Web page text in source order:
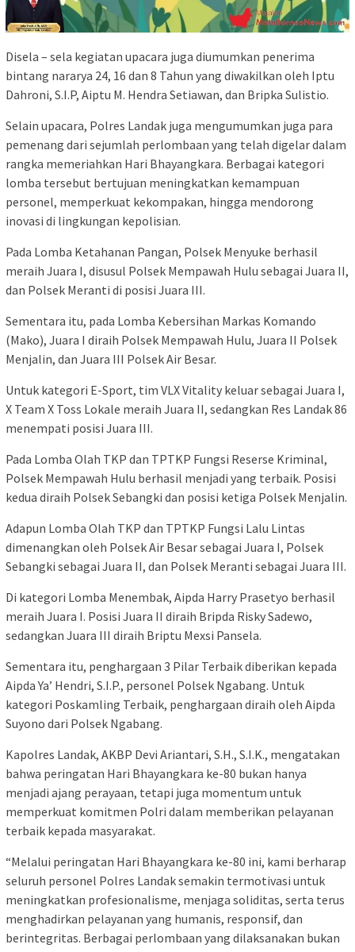
Disela – sela kegiatan upacara juga diumumkan penerima
bintang nararya 24, 16 dan 8 Tahun yang diwakilkan oleh Iptu
Dahroni, S.I.P, Aiptu M. Hendra Setiawan, dan Bripka Sulistio.
Selain upacara, Polres Landak juga mengumumkan juga para
pemenang dari sejumlah perlombaan yang telah digelar dalam
rangka memeriahkan Hari Bhayangkara. Berbagai kategori
lomba tersebut bertujuan meningkatkan kemampuan
personel, memperkuat kekompakan, hingga mendorong
inovasi di lingkungan kepolisian.
Pada Lomba Ketahanan Pangan, Polsek Menyuke berhasil
meraih Juara I, disusul Polsek Mempawah Hulu sebagai Juara II,
dan Polsek Meranti di posisi Juara III.
Sementara itu, pada Lomba Kebersihan Markas Komando
(Mako), Juara I diraih Polsek Mempawah Hulu, Juara II Polsek
Menjalin, dan Juara III Polsek Air Besar.
Untuk kategori E-Sport, tim VLX Vitality keluar sebagai Juara I,
X Team X Toss Lokale meraih Juara II, sedangkan Res Landak 86
menempati posisi Juara III.
Pada Lomba Olah TKP dan TPTKP Fungsi Reserse Kriminal,
Polsek Mempawah Hulu berhasil menjadi yang terbaik. Posisi
kedua diraih Polsek Sebangki dan posisi ketiga Polsek Menjalin.
Adapun Lomba Olah TKP dan TPTKP Fungsi Lalu Lintas
dimenangkan oleh Polsek Air Besar sebagai Juara I, Polsek
Sebangki sebagai Juara II, dan Polsek Meranti sebagai Juara III.
Di kategori Lomba Menembak, Aipda Harry Prasetyo berhasil
meraih Juara I. Posisi Juara II diraih Bripda Risky Sadewo,
sedangkan Juara III diraih Briptu Mexsi Pansela.
Sementara itu, penghargaan 3 Pilar Terbaik diberikan kepada
Aipda Ya’ Hendri, S.I.P., personel Polsek Ngabang. Untuk
kategori Poskamling Terbaik, penghargaan diraih oleh Aipda
Suyono dari Polsek Ngabang.
Kapolres Landak, AKBP Devi Ariantari, S.H., S.I.K., mengatakan
bahwa peringatan Hari Bhayangkara ke-80 bukan hanya
menjadi ajang perayaan, tetapi juga momentum untuk
memperkuat komitmen Polri dalam memberikan pelayanan
terbaik kepada masyarakat.
“Melalui peringatan Hari Bhayangkara ke-80 ini, kami berharap
seluruh personel Polres Landak semakin termotivasi untuk
meningkatkan profesionalisme, menjaga soliditas, serta terus
menghadirkan pelayanan yang humanis, responsif, dan
berintegritas. Berbagai perlombaan yang dilaksanakan bukan